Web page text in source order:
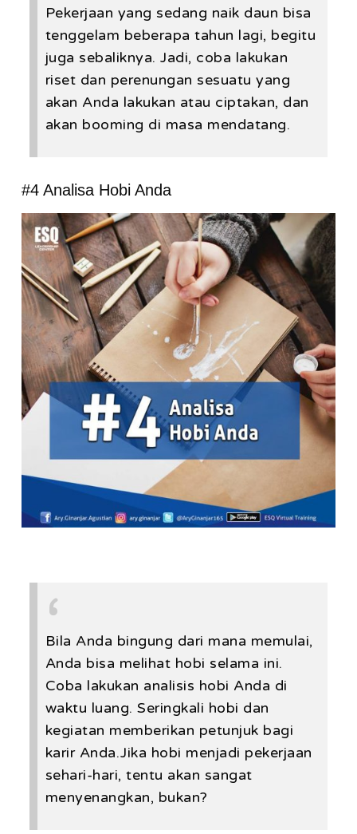
Pekerjaan yang sedang naik daun bisa
tenggelam beberapa tahun lagi, begitu
juga sebaliknya. Jadi, coba lakukan
riset dan perenungan sesuatu yang
akan Anda lakukan atau ciptakan, dan
akan booming di masa mendatang.
#4 Analisa Hobi Anda
Bila Anda bingung dari mana memulai,
Anda bisa melihat hobi selama ini.
Coba lakukan analisis hobi Anda di
waktu luang. Seringkali hobi dan
kegiatan memberikan petunjuk bagi
karir Anda.Jika hobi menjadi pekerjaan
sehari-hari, tentu akan sangat
menyenangkan, bukan?